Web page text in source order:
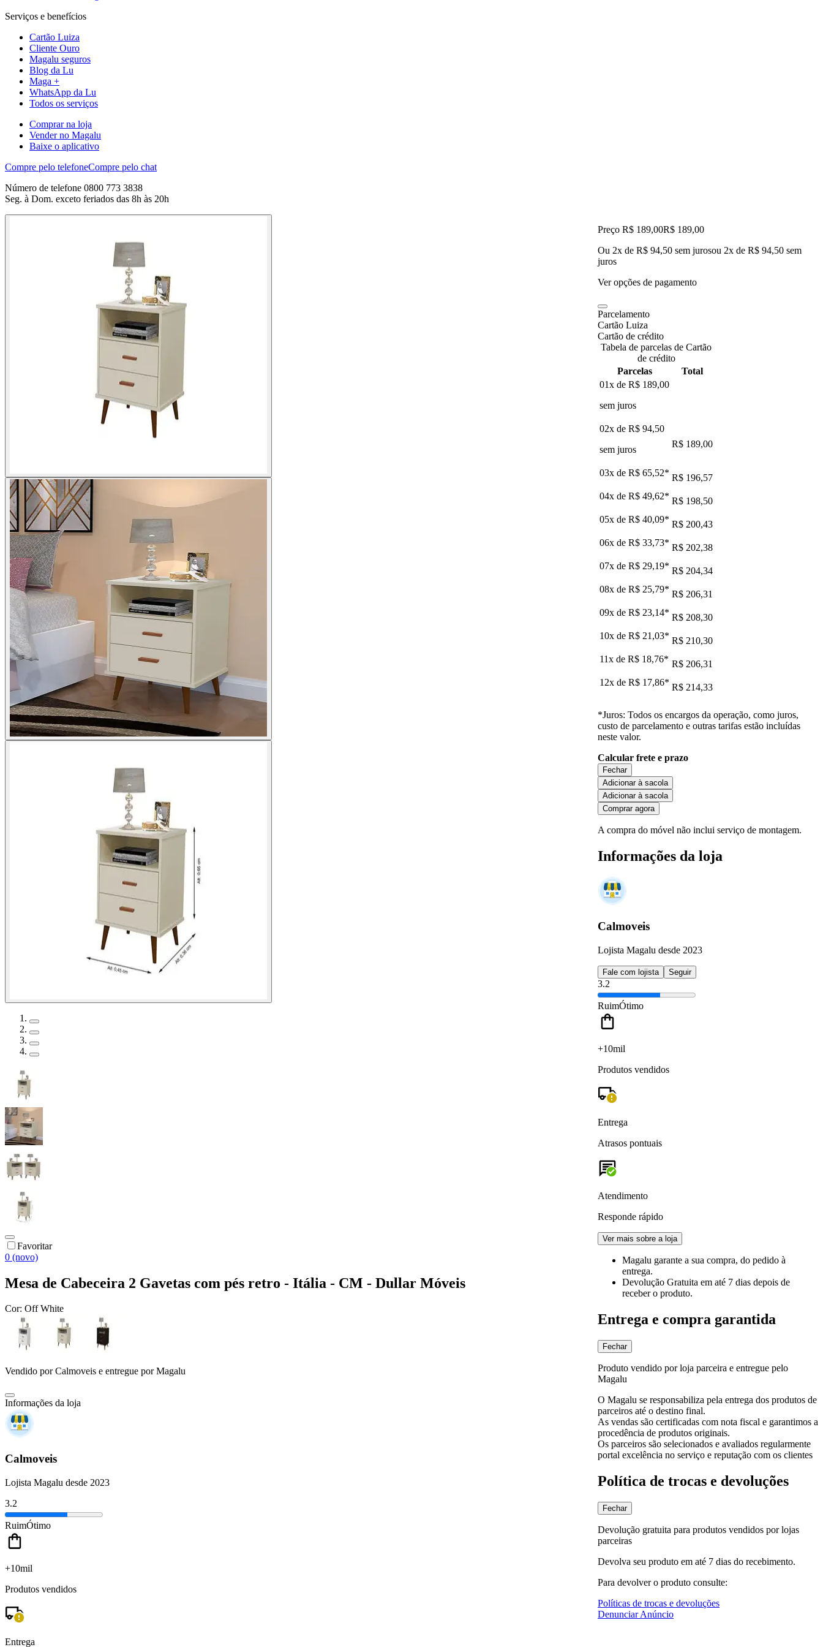
Serviços e benefícios
Cartão Luiza
Cliente Ouro
Magalu seguros
Blog da Lu
Maga +
WhatsApp da Lu
Todos os serviços
Comprar na loja
Vender no Magalu
Baixe o aplicativo
Compre pelo telefoneCompre pelo chat
Número de telefone 0800 773 3838
Seg. à Dom. exceto feriados das 8h às 20h
Favoritar
0 (novo)
Mesa de Cabeceira 2 Gavetas com pés retro - Itália - CM - Dullar Móveis
Cor: Off White
Vendido porCalmoveis e entregue por Magalu
Informações da loja
Calmoveis
Lojista Magalu desde 2023
3.2
RuimÓtimo
+10mil
Produtos vendidos
Entrega
Preço R$ 189,00R$ 189,00
Ou 2x de R$ 94,50 sem jurosou 2x de R$ 94,50 sem
juros
Ver opções de pagamento
Parcelamento
Cartão Luiza
Cartão de crédito
Tabela de parcelas de Cartão
de crédito
Parcelas
Total
01x de R$ 189,00
sem juros
02x de R$ 94,50
sem juros
R$ 189,00
03x de R$ 65,52* R$ 196,57
04x de R$ 49,62* R$ 198,50
05x de R$ 40,09* R$ 200,43
06x de R$ 33,73* R$ 202,38
07x de R$ 29,19* R$ 204,34
08x de R$ 25,79* R$ 206,31
09x de R$ 23,14* R$ 208,30
10x de R$ 21,03* R$ 210,30
11x de R$ 18,76* R$ 206,31
12x de R$ 17,86* R$ 214,33
*Juros: Todos os encargos da operação, como juros,
custo de parcelamento e outras tarifas estão incluídas
neste valor.
Calcular frete e prazo
Fechar
Adicionar à sacola
Adicionar à sacola
Comprar agora
A compra do móvel não inclui serviço de montagem.
Informações da loja
Calmoveis
Lojista Magalu desde 2023
Fale com lojista Seguir
3.2
RuimÓtimo
+10mil
Produtos vendidos
Entrega
Atrasos pontuais
Atendimento
Responde rápido
Ver mais sobre a loja
Magalu garante a sua compra, do pedido à
entrega.
Devolução Gratuita em até 7 dias depois de
receber o produto.
Entrega e compra garantida
Fechar
Produto vendido por loja parceira e entregue pelo
Magalu
O Magalu se responsabiliza pela entrega dos produtos de
parceiros até o destino final.
As vendas são certificadas com nota fiscal e garantimos a
procedência de produtos originais.
Os parceiros são selecionados e avaliados regularmente
portal excelência no serviço e reputação com os clientes
Política de trocas e devoluções
Fechar
Devolução gratuita para produtos vendidos por lojas
parceiras
Devolva seu produto em até 7 dias do recebimento.
Para devolver o produto consulte:
Políticas de trocas e devoluções
Denunciar Anúncio